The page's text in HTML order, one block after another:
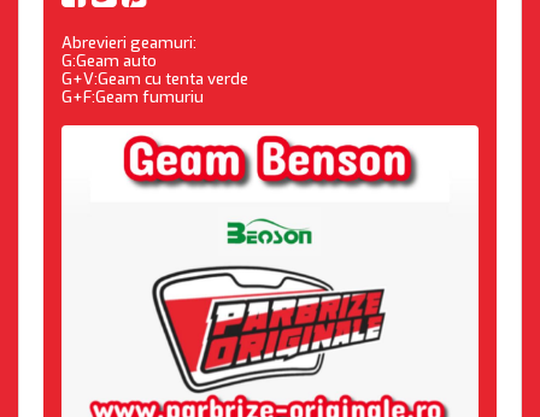
Abrevieri geamuri:
G:Geam auto
G+V:Geam cu tenta verde
G+F:Geam fumuriu